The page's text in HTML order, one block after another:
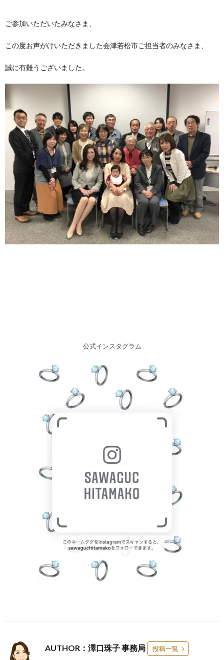
ご参加いただいたみなさま、
この度お声がけいただきました会津若松市ご担当者のみなさま、
誠に有難うございました。
公式インスタグラム
AUTHOR：澤口珠子 事務局 投稿一覧